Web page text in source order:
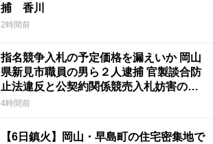
捕 香川
2時間前
指名競争入札の予定価格を漏えいか 岡山
県新見市職員の男ら２人逮捕 官製談合防
止法違反と公契約関係競売入札妨害の疑
い
4時間前
【6日鎮火】岡山・早島町の住宅密集地で